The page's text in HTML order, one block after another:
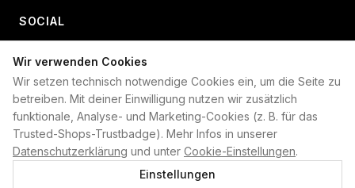
Wir verwenden Cookies
Wir setzen technisch notwendige Cookies ein, um die Seite zu
betreiben. Mit deiner Einwilligung nutzen wir zusätzlich
funktionale, Analyse- und Marketing-Cookies (z. B. für das
Trusted-Shops-Trustbadge). Mehr Infos in unserer
Datenschutzerklärung und unter Cookie-Einstellungen.
Einstellungen
SOCIAL
+49 234 687 00 38
shop@plan-b-funsport.de
Sichere Zahlung mit: